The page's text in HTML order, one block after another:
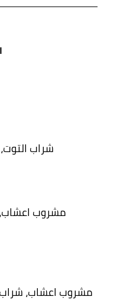
شراب
مشروب اعشاب،
مشروب اعشاب، شراب